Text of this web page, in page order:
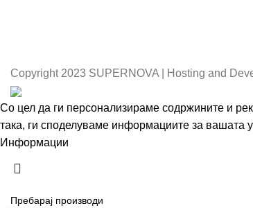
Copyright 2023 SUPERNOVA | Hosting and
Со цел да ги персонализираме содржините и
така, ги споделуваме информациите за вашата
Информации